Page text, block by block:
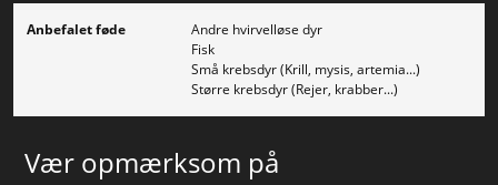
Anbefalet føde
Andre hvirvelløse dyr
Fisk
Små krebsdyr (Krill, mysis, artemia...)
Større krebsdyr (Rejer, krabber...)
Vær opmærksom på